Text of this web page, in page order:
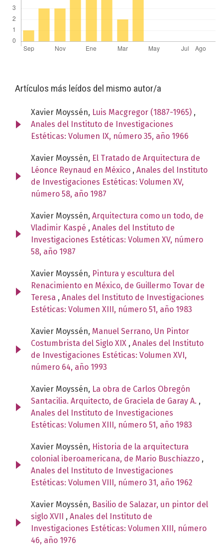
Artículos más leídos del mismo autor/a
Xavier Moyssén, Luis Macgregor (1887-1965) ,
Anales del Instituto de Investigaciones
Estéticas: Volumen IX, número 35, año 1966
Xavier Moyssén, El Tratado de Arquitectura de
Léonce Reynaud en México , Anales del Instituto
de Investigaciones Estéticas: Volumen XV,
número 58, año 1987
Xavier Moyssén, Arquitectura como un todo, de
Vladimir Kaspé , Anales del Instituto de
Investigaciones Estéticas: Volumen XV, número
58, año 1987
Xavier Moyssén, Pintura y escultura del
Renacimiento en México, de Guillermo Tovar de
Teresa , Anales del Instituto de Investigaciones
Estéticas: Volumen XIII, número 51, año 1983
Xavier Moyssén, Manuel Serrano, Un Pintor
Costumbrista del Siglo XIX , Anales del Instituto
de Investigaciones Estéticas: Volumen XVI,
número 64, año 1993
Xavier Moyssén, La obra de Carlos Obregón
Santacilia. Arquitecto, de Graciela de Garay A. ,
Anales del Instituto de Investigaciones
Estéticas: Volumen XIII, número 51, año 1983
Xavier Moyssén, Historia de la arquitectura
colonial iberoamericana, de Mario Buschiazzo ,
Anales del Instituto de Investigaciones
Estéticas: Volumen VIII, número 31, año 1962
Xavier Moyssén, Basilio de Salazar, un pintor del
siglo XVII , Anales del Instituto de
Investigaciones Estéticas: Volumen XIII, número
46, año 1976